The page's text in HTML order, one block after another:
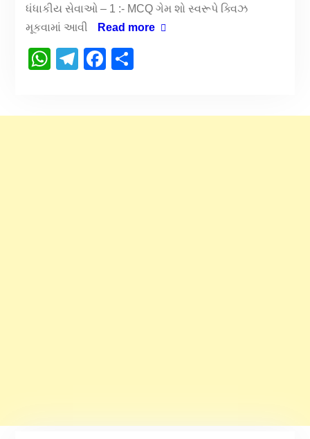
ધંધાકીય સેવાઓ – 1 :- MCQ ગેમ શો સ્વરૂપે ક્વિઝ
મૂકવામાં આવી
Read more
WhatsApp
Telegram
Facebook